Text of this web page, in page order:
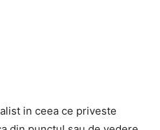
in ceea ce priveste